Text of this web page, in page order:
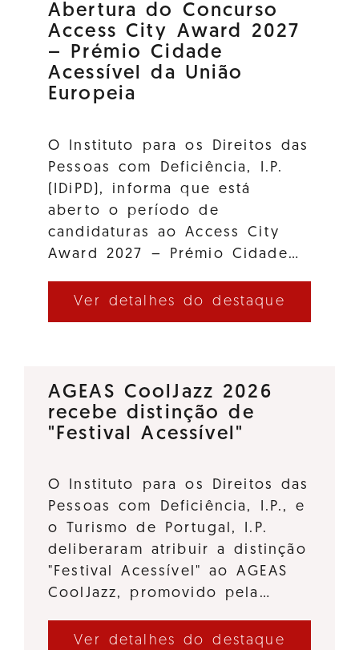
Abertura do Concurso
Access City Award 2027
– Prémio Cidade
Acessível da União
Europeia
O Instituto para os Direitos das
Pessoas com Deficiência, I.P.
(IDiPD), informa que está
aberto o período de
candidaturas ao Access City
Award 2027 – Prémio Cidade…
Ver detalhes do destaque
AGEAS CoolJazz 2026
recebe distinção de
"Festival Acessível"
O Instituto para os Direitos das
Pessoas com Deficiência, I.P., e
o Turismo de Portugal, I.P.
deliberaram atribuir a distinção
"Festival Acessível" ao AGEAS
CoolJazz, promovido pela…
Ver detalhes do destaque